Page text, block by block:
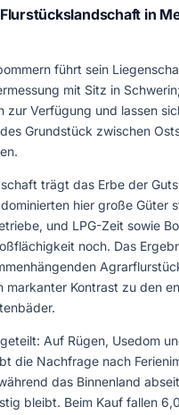
in
führt sein
mit Sitz in
zur Verfügung und lassen
Grundstück zwischen
trägt das Erbe der
hier große Güter
und LPG-Zeit sowie
noch. Das
markanter Kontrast zu den
Auf Rügen, Usedom
die Nachfrage nach
das Binnenland
bleibt. Beim Kauf fallen